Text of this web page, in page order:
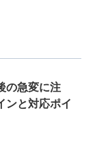
の急変に注
ンと対応ポイ